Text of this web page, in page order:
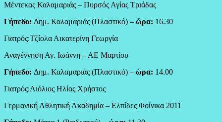
Μέντεκας Καλαμαριάς – Πυρσός Αγίας Τριάδας
Γήπεδο: Δημ. Καλαμαριάς (Πλαστικό) – ώρα: 16.30
Γιατρός:Τζίολα Αικατερίνη Γεωργία
Αναγέννηση Αγ. Ιωάννη – ΑΕ Μαρτίου
Γήπεδο: Δημ. Καλαμαριάς (Πλαστικό) – ώρα: 14.00
Γιατρός:Λιόλιος Ηλίας Χρήστος
Γερμανική Αθλητική Ακαδημία – Ελπίδες Φοίνικα 2011